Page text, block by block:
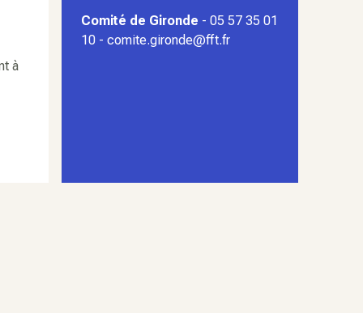
à
Comité de Gironde - 05 57 35 01
10 - comite.gironde@fft.fr